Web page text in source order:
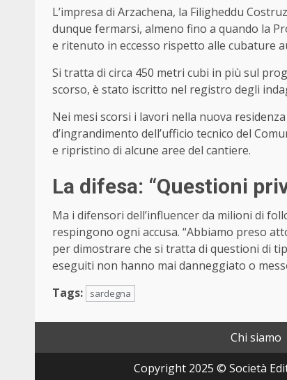
L’impresa di Arzachena, la Filigheddu
dunque fermarsi, almeno fino a quando la
e ritenuto in eccesso rispetto alle cubature
Si tratta di circa 450 metri cubi in più sul
scorso, è stato iscritto nel registro degli
Nei mesi scorsi i lavori nella nuova
d’ingrandimento dell’ufficio tecnico del
e ripristino di alcune aree del cantiere.
La difesa: “Questioni
Ma i difensori dell’influencer da milioni di
respingono ogni accusa. “Abbiamo preso
per dimostrare che si tratta di questioni di
eseguiti non hanno mai danneggiato o
Tags:
sardegna
Chi siamo
Copyright 2025 © Società